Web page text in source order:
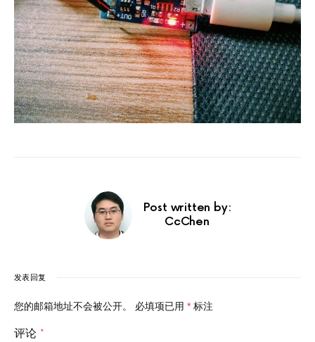
Post written by:
CcChen
发表回复
您的邮箱地址不会被公开。 必填项已用 * 标注
评论 *